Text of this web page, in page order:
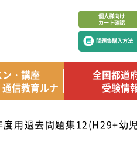
個人様向け
カート確認
問題集購入方法
ン・講座
信教育ルナ
全国都道
受験情
度用過去問題集12(H29+幼